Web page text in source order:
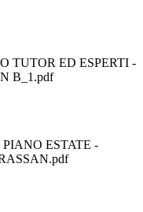
TUTOR ED ESPERTI -
B_1.pdf
PIANO ESTATE -